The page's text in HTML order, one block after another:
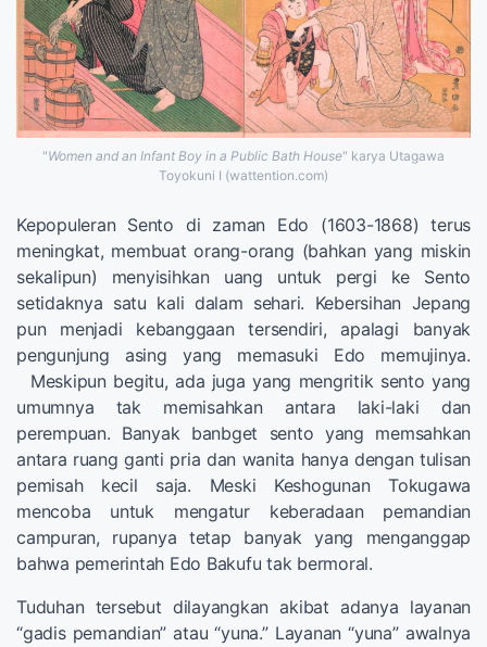
"Women and an Infant Boy in a Public Bath House" karya Utagawa
Toyokuni I (wattention.com)
Kepopuleran Sento di zaman Edo (1603-1868) terus
meningkat, membuat orang-orang (bahkan yang miskin
sekalipun) menyisihkan uang untuk pergi ke Sento
setidaknya satu kali dalam sehari. Kebersihan Jepang
pun menjadi kebanggaan tersendiri, apalagi banyak
pengunjung asing yang memasuki Edo memujinya.
Meskipun begitu, ada juga yang mengritik sento yang
umumnya tak memisahkan antara laki-laki dan
perempuan. Banyak banbget sento yang memsahkan
antara ruang ganti pria dan wanita hanya dengan tulisan
pemisah kecil saja. Meski Keshogunan Tokugawa
mencoba untuk mengatur keberadaan pemandian
campuran, rupanya tetap banyak yang menganggap
bahwa pemerintah Edo Bakufu tak bermoral.
Tuduhan tersebut dilayangkan akibat adanya layanan
“gadis pemandian” atau “yuna.” Layanan “yuna” awalnya